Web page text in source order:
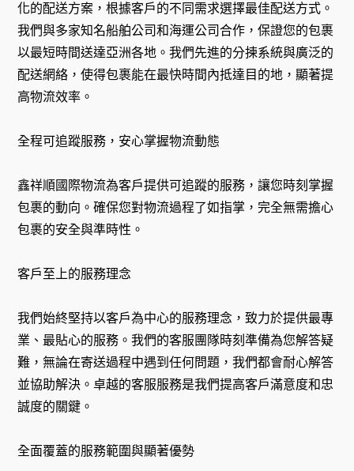
化的配送方案，根據客戶的不同需求選擇最佳配送方式。
我們與多家知名船舶公司和海運公司合作，保證您的包裹
以最短時間送達亞洲各地。我們先進的分揀系統與廣泛的
配送網絡，使得包裹能在最快時間內抵達目的地，顯著提
高物流效率。
全程可追蹤服務，安心掌握物流動態
鑫祥順國際物流為客戶提供可追蹤的服務，讓您時刻掌握
包裹的動向。確保您對物流過程了如指掌，完全無需擔心
包裹的安全與準時性。
客戶至上的服務理念
我們始終堅持以客戶為中心的服務理念，致力於提供最專
業、最貼心的服務。我們的客服團隊時刻準備為您解答疑
難，無論在寄送過程中遇到任何問題，我們都會耐心解答
並協助解決。卓越的客服服務是我們提高客戶滿意度和忠
誠度的關鍵。
全面覆蓋的服務範圍與顯著優勢